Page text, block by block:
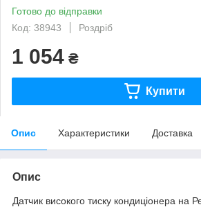
Готово до відправки
Код: 38943
Роздріб
1 054 ₴
Купити
Опис Характеристики Доставка
Опис
Датчик високого тиску кондиціонера на